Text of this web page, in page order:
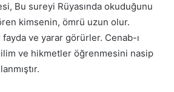
Bu sureyi Rüyasında okuduğunu
kimsenin, ömrü uzun olur.
ve yarar görürler. Cenab-ı
ve hikmetler öğrenmesini nasip